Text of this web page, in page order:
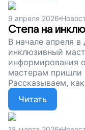
9 апреля 2026
Степа на
В начале апреля
инклюзивный
информирования
мастерам пришли их нормотипичные сверстники.
Рассказываем,
Читать